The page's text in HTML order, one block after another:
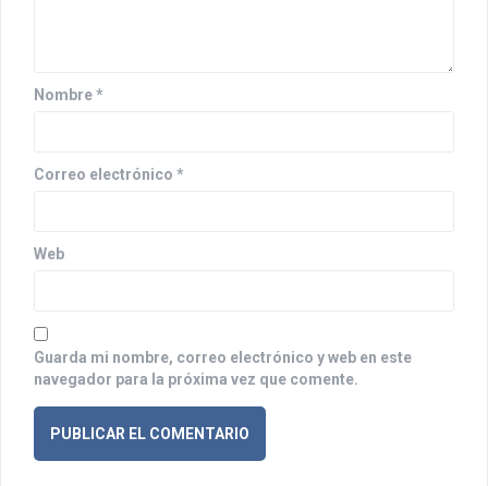
n
r
d
s
Nombre*
Correo electrónico *
Web
Guarda mi nombre, correo electrónico y web en este
navegador para la próxima vez que comente.